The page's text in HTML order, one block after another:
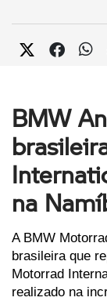
BMW
na
A BMW
brasileira que
Motorrad
realizado na